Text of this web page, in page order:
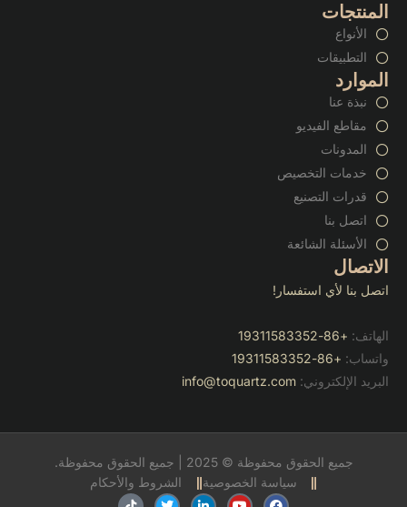
المنتجات
الأنواع
التطبيقات
الموارد
نبذة عنا
مقاطع الفيديو
المدونات
خدمات التخصيص
قدرات التصنيع
اتصل بنا
الأسئلة الشائعة
الاتصال
اتصل بنا لأي استفسار!
الهاتف: +86-19311583352
واتساب: +86-19311583352
البريد الإلكتروني: info@toquartz.com
جميع الحقوق محفوظة © 2025 | جميع الحقوق محفوظة.
سياسة الخصوصية
الشروط والأحكام
ف
ي ل ت ت